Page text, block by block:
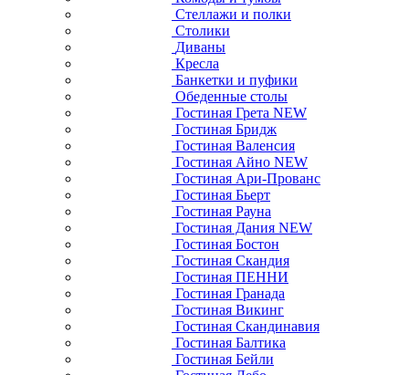
Стеллажи и полки
Столики
Диваны
Кресла
Банкетки и пуфики
Обеденные столы
Гостиная Грета NEW
Гостиная Бридж
Гостиная Валенсия
Гостиная Айно NEW
Гостиная Ари-Прованс
Гостиная Бьерт
Гостиная Рауна
Гостиная Дания NEW
Гостиная Бостон
Гостиная Скандия
Гостиная ПЕННИ
Гостиная Гранада
Гостиная Викинг
Гостиная Скандинавия
Гостиная Балтика
Гостиная Бейли